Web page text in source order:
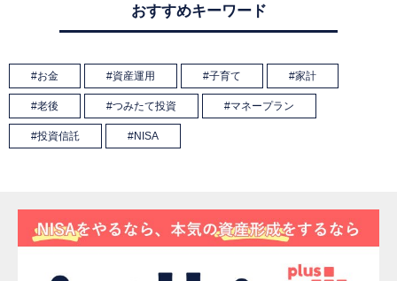
おすすめキーワード
お金 資産運用 子育て 家計
老後 つみたて投資 マネープラン
投資信託 NISA